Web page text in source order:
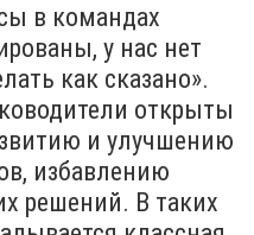
в командах
у нас нет
как сказано».
открыты
и улучшению
избавлению
решений. В таких